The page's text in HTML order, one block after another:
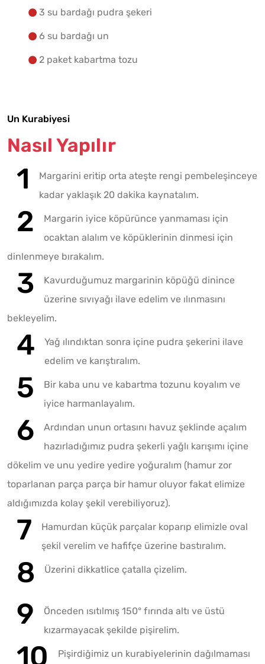
3 su bardağı pudra şekeri
6 su bardağı un
2 paket kabartma tozu
Un Kurabiyesi
Nasıl Yapılır
Margarini eritip orta ateşte rengi pembeleşinceye
kadar yaklaşık 20 dakika kaynatalım.
Margarin iyice köpürünce yanmaması için
ocaktan alalım ve köpüklerinin dinmesi için
dinlenmeye bırakalım.
Kavurduğumuz margarinin köpüğü dinince
üzerine sıvıyağı ilave edelim ve ılınmasını
bekleyelim.
Yağ ılındıktan sonra içine pudra şekerini ilave
edelim ve karıştıralım.
Bir kaba unu ve kabartma tozunu koyalım ve
iyice harmanlayalım.
Ardından unun ortasını havuz şeklinde açalım
hazırladığımız pudra şekerli yağlı karışımı içine
dökelim ve unu yedire yedire yoğuralım (hamur zor
toparlanan parça parça bir hamur oluyor fakat elimize
aldığımızda kolay şekil verebiliyoruz).
Hamurdan küçük parçalar koparıp elimizle oval
şekil verelim ve hafifçe üzerine bastıralım.
Üzerini dikkatlice çatalla çizelim.
Önceden ısıtılmış 150° fırında altı ve üstü
kızarmayacak şekilde pişirelim.
Pişirdiğimiz un kurabiyelerinin dağılmaması